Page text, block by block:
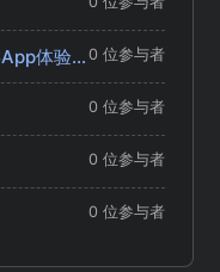
Material Design如何提升工具类App体验？ 0 位参与者
0 位参与者
0 位参与者
0 位参与者